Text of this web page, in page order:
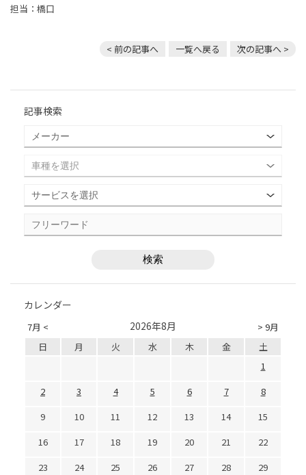
担当：橋口
< 前の記事へ 一覧へ戻る 次の記事へ >
記事検索
カレンダー
7月 < > 9月
2026年8月
日 月 火 水 木 金
土
1
2
3 4 5 6 7
8
9
10 11 12 13 14
15
16
17 18 19 20 21
22
23
24 25 26 27 28
29